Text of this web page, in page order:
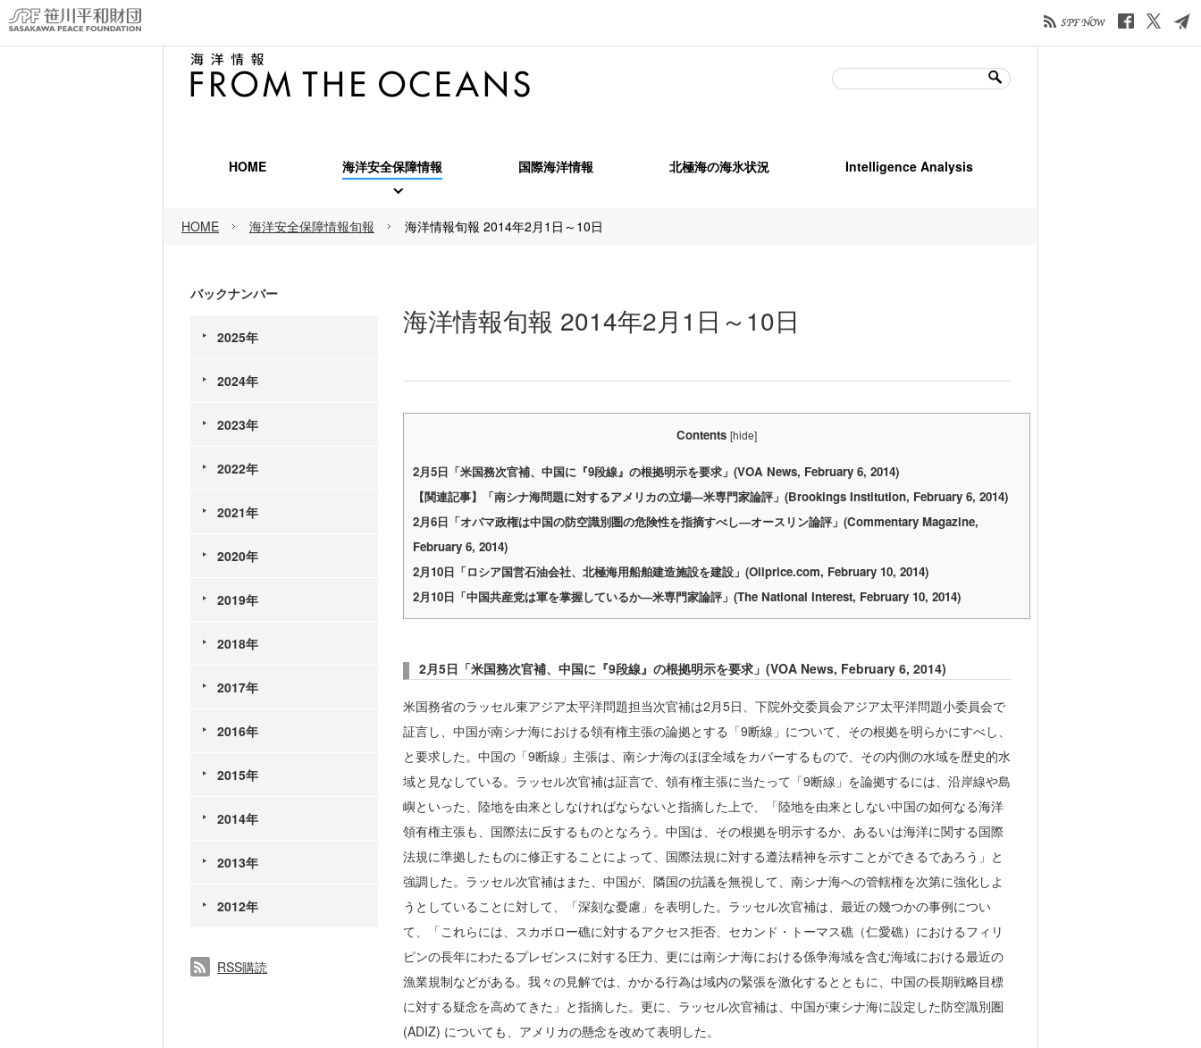
HOME 海洋安全保障情報
海洋安全保障情報旬報
OPRF MARINT Monthly Report
国際海洋情報 北極海の海氷状況 Intelligence Analysis
HOME 海洋安全保障情報旬報 海洋情報旬報 2014年2月1日～10日
海洋情報旬報 2014年2月1日～10日
Contents [hide]
2月5日「米国務次官補、中国に『9段線』の根拠明示を要求」(VOA News, February 6, 2014)
【関連記事】
「南シナ海問題に対するアメリカの立場―米専門家論評」(Brookings Institution, February 6, 2014)
2月6日「オバマ政権は中国の防空識別圏の危険性を指摘すべし―オースリン論評」(Commentary Magazine,
February 6, 2014)
2月10日「ロシア国営石油会社、北極海用船舶建造施設を建設」(Oilprice.com, February 10, 2014)
2月10日「中国共産党は軍を掌握しているか―米専門家論評」(The National Interest, February 10, 2014)
2月5日「米国務次官補、中国に『9段線』の根拠明示を要求」(VOA News, February 6, 2014)
米国務省のラッセル東アジア太平洋問題担当次官補は2月5日、下院外交委員会アジア太平洋問題小委員会で
証言し、中国が南シナ海における領有権主張の論拠とする「9断線」について、その根拠を明らかにすべし、
と要求した。中国の「9断線」主張は、南シナ海のほぼ全域をカバーするもので、その内側の水域を歴史的水
域と見なしている。ラッセル次官補は証言で、領有権主張に当たって「9断線」を論拠するには、沿岸線や島
嶼といった、陸地を由来としなければならないと指摘した上で、「陸地を由来としない中国の如何なる海洋
領有権主張も、国際法に反するものとなろう。中国は、その根拠を明示するか、あるいは海洋に関する国際
法規に準拠したものに修正することによって、国際法規に対する遵法精神を示すことができるであろう」と
強調した。ラッセル次官補はまた、中国が、隣国の抗議を無視して、南シナ海への管轄権を次第に強化しよ
うとしていることに対して、「深刻な憂慮」を表明した。ラッセル次官補は、最近の幾つかの事例につい
て、「これらには、スカボロー礁に対するアクセス拒否、セカンド・トーマス礁（仁愛礁）におけるフィリ
ピンの長年にわたるプレゼンスに対する圧力、更には南シナ海における係争海域を含む海域における最近の
漁業規制などがある。我々の見解では、かかる行為は域内の緊張を激化するとともに、中国の長期戦略目標
に対する疑念を高めてきた」と指摘した。更に、ラッセル次官補は、中国が東シナ海に設定した防空識別圏
(ADIZ) についても、アメリカの懸念を改めて表明した。
バックナンバー
2025年
2024年
2023年
2022年
2021年
2020年
2019年
2018年
2017年
2016年
2015年
2014年
2013年
2012年
RSS購読